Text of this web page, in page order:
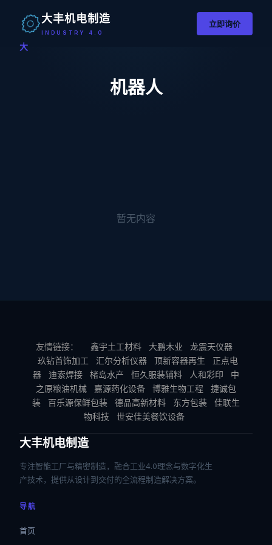
大
大丰机电制造
INDUSTRY 4.0
立即询价
机器人
暂无内容
友情链接： 鑫宇土工材料 大鹏木业
龙震天仪器
玖钻首饰加工
汇尔分析仪器 顶新容器再生
正点电
器
迪索焊接 楮岛水产 恒久服装辅料 人和彩印
中
之原粮油机械
嘉源药化设备 博雅生物工程
捷诚包
装
百乐源保鲜包装 德品高新材料 东方包装
佳联生
物科技
世安佳美餐饮设备
大丰机电制造
专注智能工厂与精密制造，融合工业4.0理念与数字化生
产技术，提供从设计到交付的全流程制造解决方案。
导航
首页